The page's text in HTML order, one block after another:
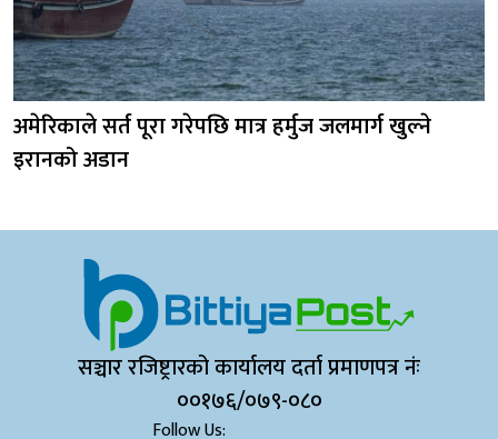
अमेरिकाले सर्त पूरा गरेपछि मात्र हर्मुज जलमार्ग खुल्ने
इरानको अडान
सञ्चार रजिष्ट्रारको कार्यालय दर्ता प्रमाणपत्र नंः
००१७६/०७९-०८०
Follow Us: